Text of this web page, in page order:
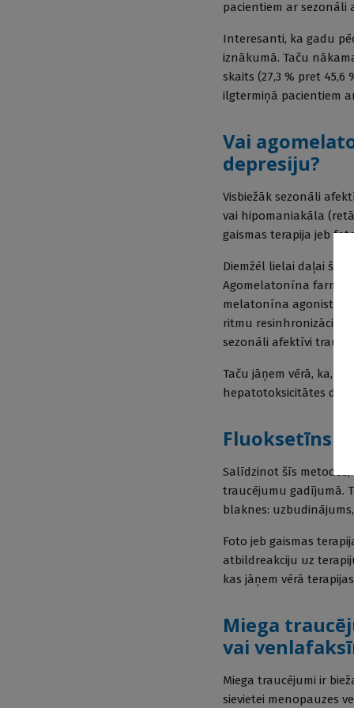
pacientiem ar sezonāli
Interesanti, ka gadu
iznākumā. Taču
skaits (27,3 % pret
ilgtermiņā pacientiem
Vai
depresiju?
Visbiežāk sezonāli
vai hipomaniakāla
gaismas terapija jeb
Diemžēl lielai daļai šo
Agomelatonīna
melatonīna agonists
ritmu resinhronizācija,
sezonāli afektīvi
Taču jāņem vērā, ka,
hepatotoksicitātes dēļ.
Fluoksetīns
Salīdzinot šīs
traucējumu gadījumā.
blaknes:
Foto jeb gaismas
atbildreakciju uz
kas jāņem vērā
Miega
vai
Miega traucējumi ir
sievietei menopauzes